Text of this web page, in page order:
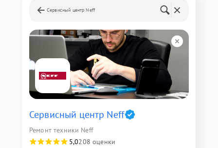
Сервисный центр Neff
Сервисный центр Neff
Ремонт техники Neff
5,0208 оценки